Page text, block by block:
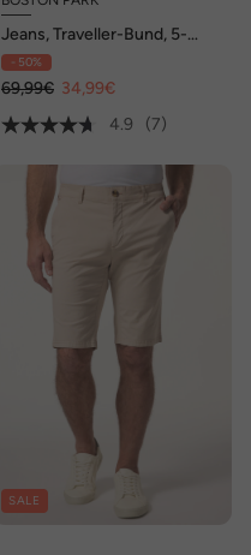
Jeans, Traveller-Bund, 5-
Pocket, Regular Fit, bis 72/36
- 50%
69,99€ 34,99€
4.9
(7)
SALE